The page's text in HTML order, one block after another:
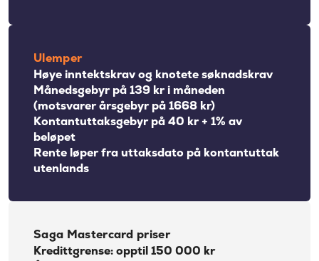
Ulemper
Høye inntektskrav og knotete søknadskrav
Månedsgebyr på 139 kr i måneden
(motsvarer årsgebyr på 1668 kr)
Kontantuttaksgebyr på 40 kr + 1% av
beløpet
Rente løper fra uttaksdato på kontantuttak
utenlands
Saga Mastercard priser
Kredittgrense: opptil 150 000 kr